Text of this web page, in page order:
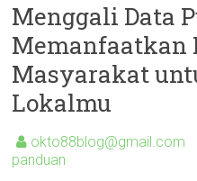
Menggali Data
Memanfaatkan
Masyarakat
Lokalmu
okto88blog@gmail.com
panduan